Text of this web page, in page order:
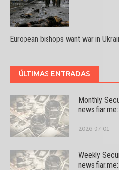
European bishops want war in
ÚLTIMAS ENTRADAS
Monthly
2026-07-01
Weekly